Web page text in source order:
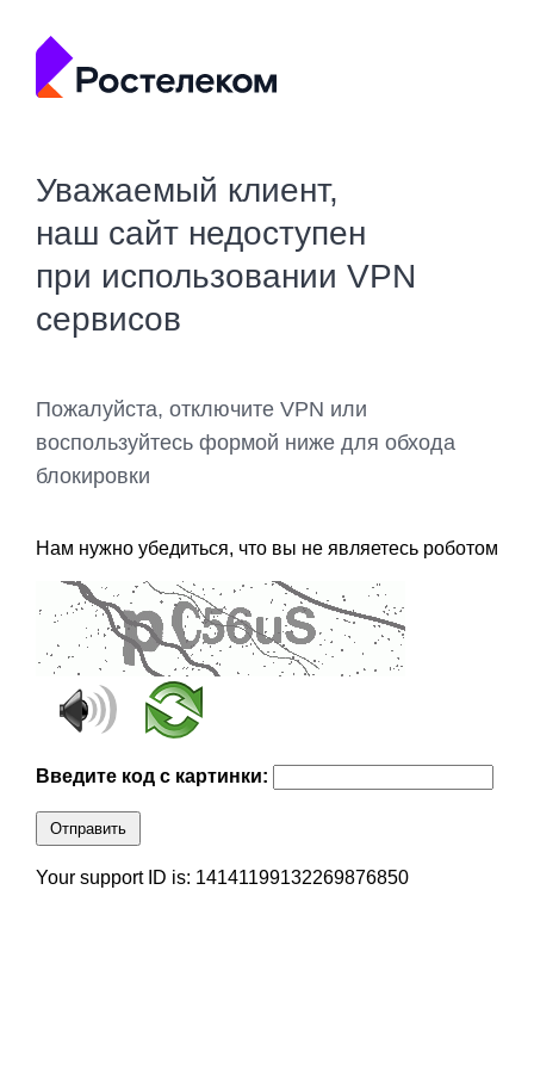
Уважаемый клиент,
наш сайт недоступен
при использовании VPN
сервисов
Пожалуйста, отключите VPN или
воспользуйтесь формой ниже для обхода
блокировки
Нам нужно убедиться, что вы не являетесь роботом
Введите код с картинки:
Отправить
Your support ID is: 14141199132269876850